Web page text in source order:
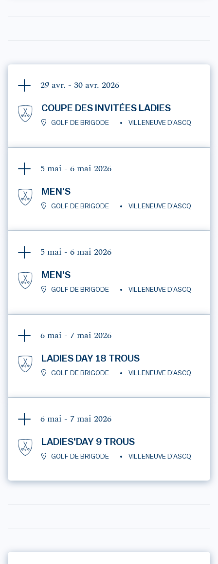
29 avr. - 30 avr. 2026
COUPE DES INVITÉES LADIES
GOLF DE BRIGODE VILLENEUVE D'ASCQ
5 mai - 6 mai 2026
MEN'S
GOLF DE BRIGODE VILLENEUVE D'ASCQ
5 mai - 6 mai 2026
MEN'S
GOLF DE BRIGODE VILLENEUVE D'ASCQ
6 mai - 7 mai 2026
LADIES DAY 18 TROUS
GOLF DE BRIGODE VILLENEUVE D'ASCQ
6 mai - 7 mai 2026
LADIES'DAY 9 TROUS
GOLF DE BRIGODE VILLENEUVE D'ASCQ